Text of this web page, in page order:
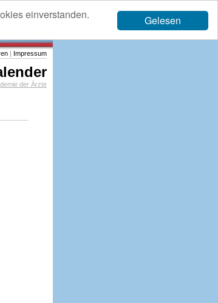
Gelesen
einverstanden.
| Impressum
der Ärzte